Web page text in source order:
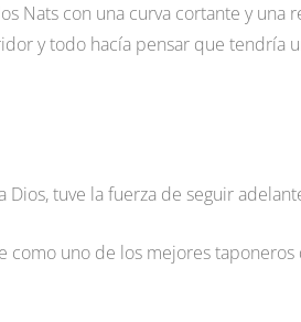
Nats con una curva cortante y una
y todo hacía pensar que tendría
Dios, tuve la fuerza de seguir
como uno de los mejores taponeros